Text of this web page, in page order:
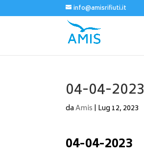
info@amisrifiuti.it
04-04-2023
daAmis | Lug 12, 2023
04-04-2023